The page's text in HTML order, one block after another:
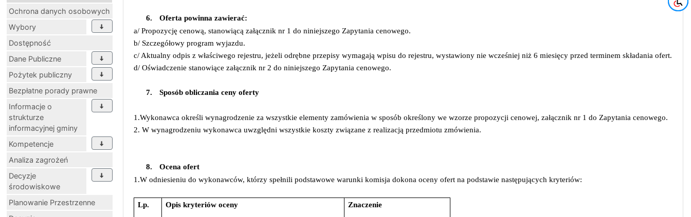
Ochrona danych osobowych
Wybory
Dostępność
Dane Publiczne
Pożytek publiczny
Bezpłatne porady prawne
Informacje o
strukturze
informacyjnej gminy
Kompetencje
Analiza zagrożeń
Decyzje
środowiskowe
Planowanie Przestrzenne
6.
Oferta powinna zawierać:
a/ Propozycję cenową, stanowiącą załącznik nr 1 do niniejszego Zapytania cenowego.
b/ Szczegółowy program wyjazdu.
c/ Aktualny odpis z właściwego rejestru, jeżeli odrębne przepisy wymagają wpisu do rejestru, wystawiony nie wcześniej niż 6 miesięcy przed terminem składania ofert.
d/ Oświadczenie stanowiące załącznik nr 2 do niniejszego Zapytania cenowego.
7. Sposób obliczania ceny oferty
1.Wykonawca określi wynagrodzenie za wszystkie elementy zamówienia w sposób określony we wzorze propozycji cenowej, załącznik nr 1 do Zapytania cenowego.
2. W wynagrodzeniu wykonawca uwzględni wszystkie koszty związane z realizacją przedmiotu zmówienia.
8.
Ocena ofert
1.W odniesieniu do wykonawców, którzy spełnili podstawowe warunki komisja dokona oceny ofert na podstawie następujących kryteriów:
Lp. Opis kryteriów oceny Znaczenie